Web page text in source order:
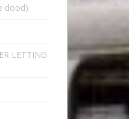
dood)
LETTING